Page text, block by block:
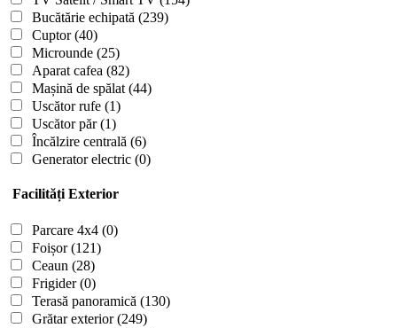
Bucătărie echipată (239)
Cuptor(40)
Microunde (25)
Aparat cafea (82)
Mașină de spălat (44)
Uscător rufe (1)
Uscător păr(1)
Încălzire centrală (6)
Generator electric (0)
Facilități Exterior
Parcare 4x4 (0)
Foișor(121)
Ceaun (28)
Frigider(0)
Terasă panoramică (130)
Grătar exterior(249)